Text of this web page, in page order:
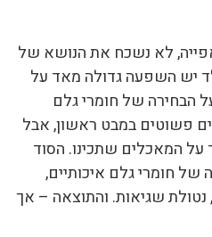
לא נשכח את הנושא של
יש השפעה גדולה מאד על
הבחירה של חומרי גלם
פשוטים במבט ראשון, אבל
המאכלים שתכינו. הסוד
של חומרי גלם איכותיים,
שגיאות. והתוצאה – אך